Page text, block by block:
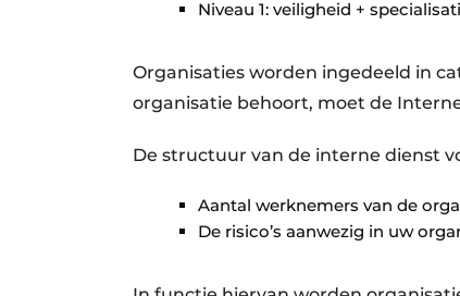
Niveau 1: veiligheid +
Organisaties worden ingedeeld in
organisatie behoort, moet de
De structuur van de interne dienst
Aantal werknemers van de
De risico’s aanwezig in uw